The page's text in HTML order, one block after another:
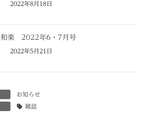
2022年8月18日
和楽 2022年6・7月号
2022年5月21日
お知らせ
雑誌